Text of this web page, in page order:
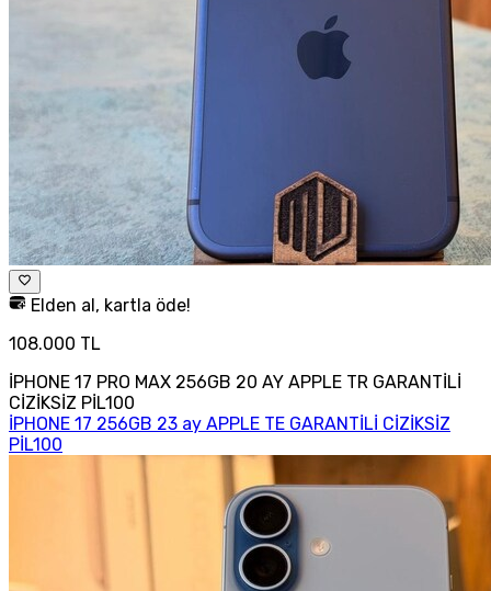
Elden al, kartla öde!
108.000 TL
İPHONE 17 PRO MAX 256GB 20 AY APPLE TR GARANTİLİ
CİZİKSİZ PİL100
İPHONE 17 256GB 23 ay APPLE TE GARANTİLİ CİZİKSİZ
PİL100